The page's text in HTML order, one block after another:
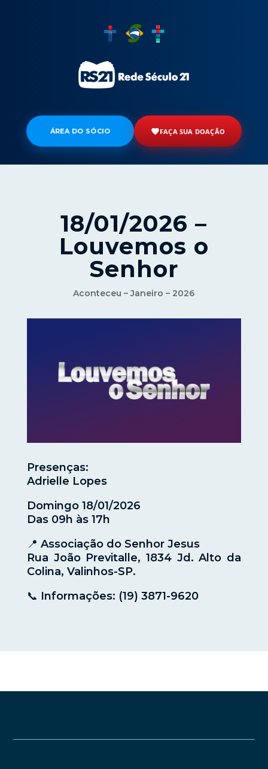
ÁREA DO SÓCIO FAÇA SUA DOAÇÃO
18/01/2026 –
Louvemos o
Senhor
Aconteceu – Janeiro – 2026
Presenças:
Adrielle Lopes
Domingo 18/01/2026
Das 09h às 17h
📍 Associação do Senhor Jesus
Rua João Previtalle, 1834 Jd. Alto da
Colina, Valinhos-SP.
📞 Informações: (19) 3871-9620